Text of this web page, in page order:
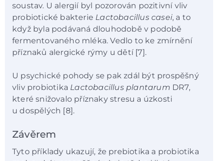
soustav. U alergií byl pozorován pozitivní vliv
probiotické bakterie Lactobacillus casei, a to
když byla podávaná dlouhodobě v podobě
fermentovaného mléka. Vedlo to ke zmírnění
příznaků alergické rýmy u dětí [7].
U psychické pohody se pak zdál být prospěšný
vliv probiotika Lactobacillus plantarum DR7,
které snižovalo příznaky stresu a úzkosti
u dospělých [8].
Závěrem
Tyto příklady ukazují, že prebiotika a probiotika